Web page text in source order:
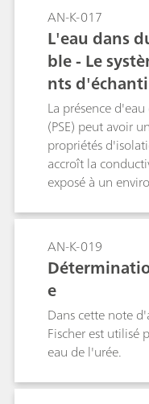
AN-K-017
L'eau dans
ble - Le
nts
l'analyse
La présence
(PSE) peut avoir
propriétés
accroît la
exposé à un
de nuire encore
humidité par
l'extraction de
plusieurs étapes
Déterminer la
système à four
privilégiée.
échantillon, tel
AN-K-019
e
Dans cette note
Fischer est utilisé
eau de l'urée.